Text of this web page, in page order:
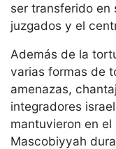
ser transferido en
juzgados y el
Además de la
varias formas de
amenazas,
integradores
mantuvieron en
Mascobiyyah